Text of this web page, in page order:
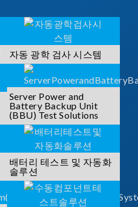
자동 광학 검사 시스템
Server Power and
Battery Backup Unit
(BBU) Test Solutions
배터리 테스트 및 자동화
솔루션